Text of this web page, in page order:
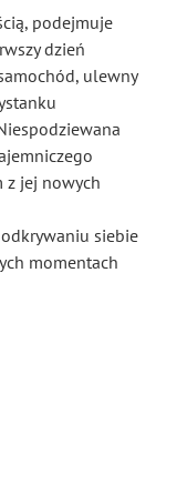
podejmuje
dzień
ulewny
z jej nowych
siebie
momentach